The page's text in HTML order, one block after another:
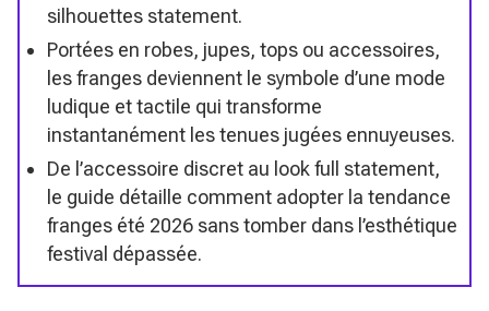
silhouettes statement.
Portées en robes, jupes, tops ou accessoires,
les franges deviennent le symbole d’une mode
ludique et tactile qui transforme
instantanément les tenues jugées ennuyeuses.
De l’accessoire discret au look full statement,
le guide détaille comment adopter la tendance
franges été 2026 sans tomber dans l’esthétique
festival dépassée.